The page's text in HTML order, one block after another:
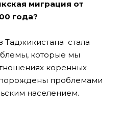
миграция от
года?
Таджикистана стала
которые мы
коренных
проблемами
населением.